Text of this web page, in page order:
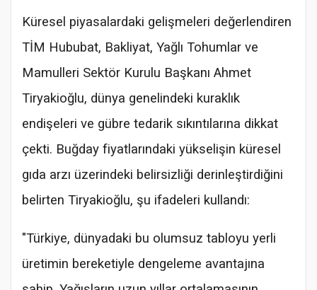
Küresel piyasalardaki gelişmeleri değerlendiren
TİM Hububat, Bakliyat, Yağlı Tohumlar ve
Mamulleri Sektör Kurulu Başkanı Ahmet
Tiryakioğlu, dünya genelindeki kuraklık
endişeleri ve gübre tedarik sıkıntılarına dikkat
çekti. Buğday fiyatlarındaki yükselişin küresel
gıda arzı üzerindeki belirsizliği derinleştirdiğini
belirten Tiryakioğlu, şu ifadeleri kullandı:
"Türkiye, dünyadaki bu olumsuz tabloyu yerli
üretimin bereketiyle dengeleme avantajına